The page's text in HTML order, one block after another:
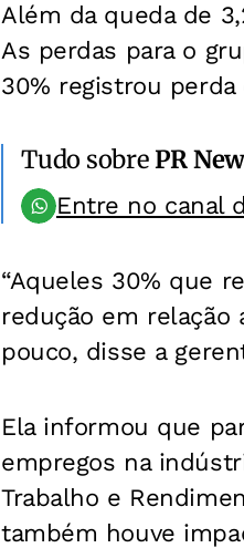
Além da queda de
As perdas para o
30% registrou perda
Tudo sobrePR
Entre no canal
“Aqueles 30% que
redução em
pouco, disse a
Ela informou que
empregos na
Trabalho e
também houve